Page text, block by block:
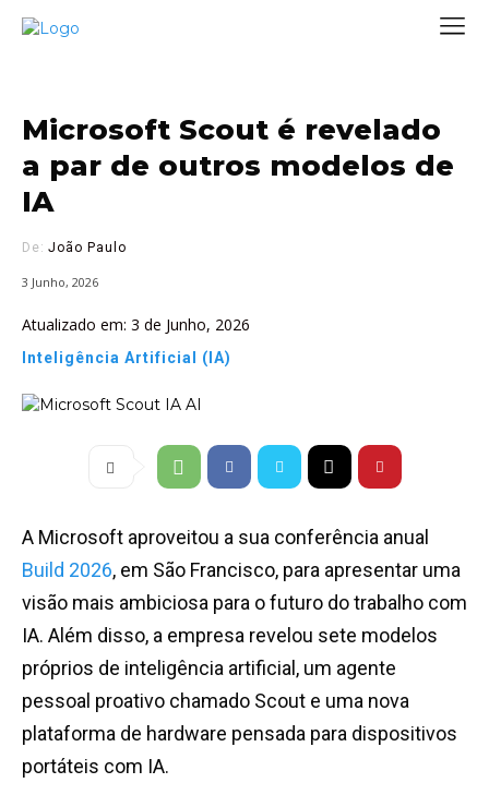
Microsoft Scout é revelado
a par de outros modelos de
IA
De: João Paulo
3 Junho, 2026
Atualizado em: 3 de Junho, 2026
Inteligência Artificial (IA)
A Microsoft aproveitou a sua conferência anual
Build 2026, em São Francisco, para apresentar uma
visão mais ambiciosa para o futuro do trabalho com
IA. Além disso, a empresa revelou sete modelos
próprios de inteligência artificial, um agente
pessoal proativo chamado Scout e uma nova
plataforma de hardware pensada para dispositivos
portáteis com IA.